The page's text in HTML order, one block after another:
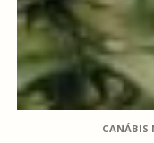
CANÁBIS